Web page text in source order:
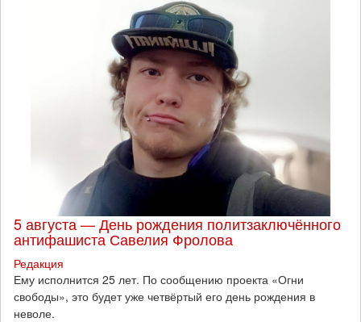
5 августа — День рождения политзаключённого
антифашиста Савелия Фролова
Редакция
Ему исполнится 25 лет. По сообщению проекта «Огни
свободы», это будет уже четвёртый его день рождения в
неволе.